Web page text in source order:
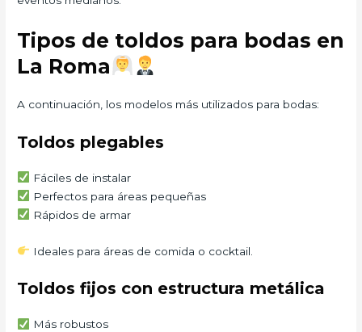
Tipos de toldos para bodas en
La Roma
A continuación, los modelos más utilizados para bodas:
Toldos plegables
Fáciles de instalar
Perfectos para áreas pequeñas
Rápidos de armar
Ideales para áreas de comida o cocktail.
Toldos fijos con estructura metálica
Más robustos